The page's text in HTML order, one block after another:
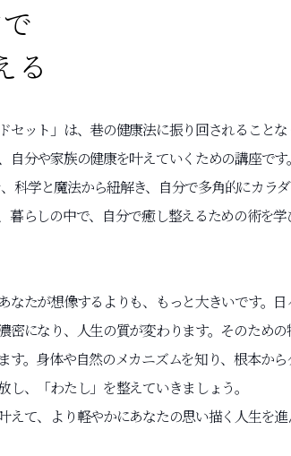
る
セット」は、巷の健康法に振り回されることな
自分や家族の健康を叶えていくための講座です
科学と魔法から紐解き、自分で多角的にカラ
暮らしの中で、自分で癒し整えるための術を学
なたが想像するよりも、もっと大きいです。日
密になり、人生の質が変わります。そのための
す。身体や自然のメカニズムを知り、根本から
し、「わたし」を整えていきましょう。
えて、より軽やかにあなたの思い描く人生を